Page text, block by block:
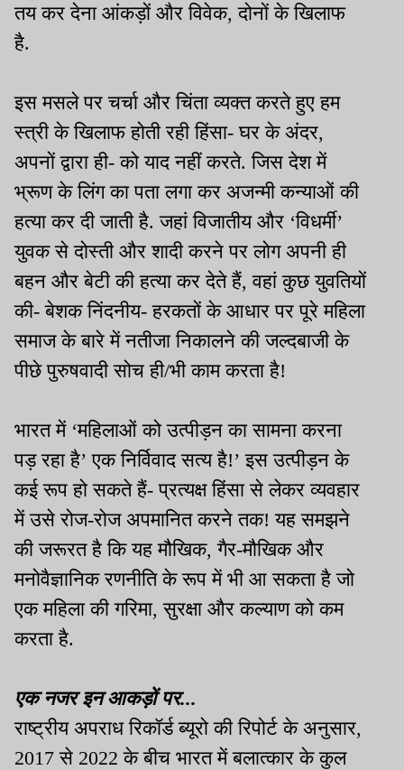
तय कर देना आंकड़ों और विवेक, दोनों के खिलाफ
है.
इस मसले पर चर्चा और चिंता व्यक्त करते हुए हम
स्त्री के खिलाफ होती रही हिंसा- घर के अंदर,
अपनों द्वारा ही- को याद नहीं करते. जिस देश में
भ्रूण के लिंग का पता लगा कर अजन्मी कन्याओं की
हत्या कर दी जाती है. जहां विजातीय और ‘विधर्मी’
युवक से दोस्ती और शादी करने पर लोग अपनी ही
बहन और बेटी की हत्या कर देते हैं, वहां कुछ युवतियों
की- बेशक निंदनीय- हरकतों के आधार पर पूरे महिला
समाज के बारे में नतीजा निकालने की जल्दबाजी के
पीछे पुरुषवादी सोच ही/भी काम करता है!
भारत में ‘महिलाओं को उत्पीड़न का सामना करना
पड़ रहा है’ एक निर्विवाद सत्य है!’ इस उत्पीड़न के
कई रूप हो सकते हैं- प्रत्यक्ष हिंसा से लेकर व्यवहार
में उसे रोज-रोज अपमानित करने तक! यह समझने
की जरूरत है कि यह मौखिक, गैर-मौखिक और
मनोवैज्ञानिक रणनीति के रूप में भी आ सकता है जो
एक महिला की गरिमा, सुरक्षा और कल्याण को कम
करता है.
एक नजर इन आकड़ों पर...
राष्ट्रीय अपराध रिकॉर्ड ब्यूरो की रिपोर्ट के अनुसार,
2017 से 2022 के बीच भारत में बलात्कार के कुल